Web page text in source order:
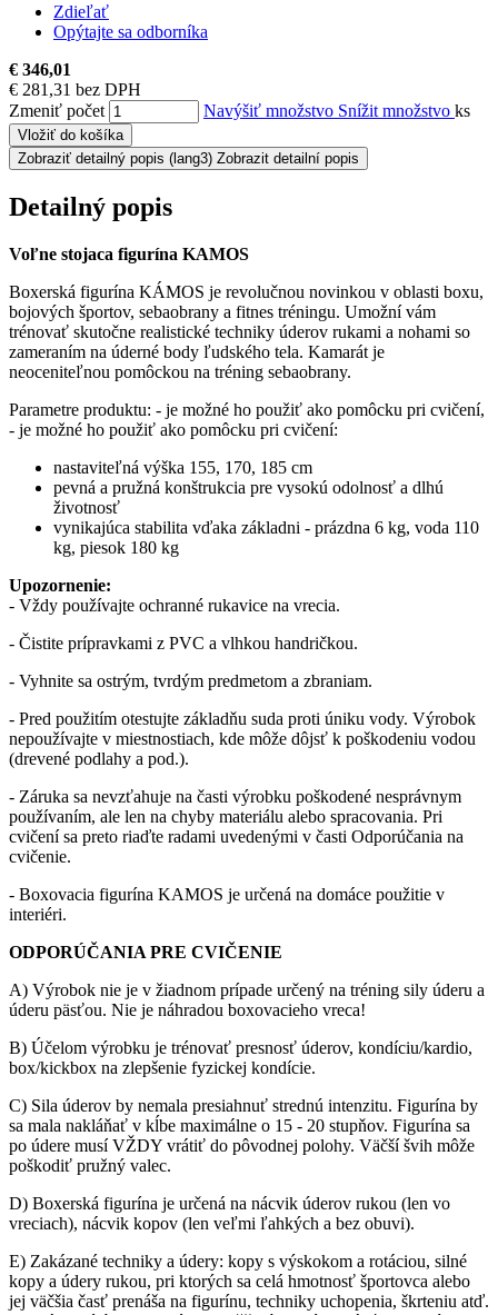
Zdieľať
Opýtajte sa odborníka
€ 346,01
€ 281,31 bez DPH
Zmeniť počet
Navýšiť množstvo Snížit množstvo ks
Vložiť do košíka
Zobraziť detailný popis (lang3) Zobrazit detailní popis
Detailný popis
Voľne stojaca figurína KAMOS
Boxerská figurína KÁMOS je revolučnou novinkou v oblasti boxu,
bojových športov, sebaobrany a fitnes tréningu. Umožní vám
trénovať skutočne realistické techniky úderov rukami a nohami so
zameraním na úderné body ľudského tela. Kamarát je
neoceniteľnou pomôckou na tréning sebaobrany.
Parametre produktu: - je možné ho použiť ako pomôcku pri cvičení,
- je možné ho použiť ako pomôcku pri cvičení:
nastaviteľná výška 155, 170, 185 cm
pevná a pružná konštrukcia pre vysokú odolnosť a dlhú
životnosť
vynikajúca stabilita vďaka základni - prázdna 6 kg, voda 110
kg, piesok 180 kg
Upozornenie:
- Vždy používajte ochranné rukavice na vrecia.
- Čistite prípravkami z PVC a vlhkou handričkou.
- Vyhnite sa ostrým, tvrdým predmetom a zbraniam.
- Pred použitím otestujte základňu suda proti úniku vody. Výrobok
nepoužívajte v miestnostiach, kde môže dôjsť k poškodeniu vodou
(drevené podlahy a pod.).
- Záruka sa nevzťahuje na časti výrobku poškodené nesprávnym
používaním, ale len na chyby materiálu alebo spracovania. Pri
cvičení sa preto riaďte radami uvedenými v časti Odporúčania na
cvičenie.
- Boxovacia figurína KAMOS je určená na domáce použitie v
interiéri.
ODPORÚČANIA PRE CVIČENIE
A) Výrobok nie je v žiadnom prípade určený na tréning sily úderu a
úderu päsťou. Nie je náhradou boxovacieho vreca!
B) Účelom výrobku je trénovať presnosť úderov, kondíciu/kardio,
box/kickbox na zlepšenie fyzickej kondície.
C) Sila úderov by nemala presiahnuť strednú intenzitu. Figurína by
sa mala nakláňať v kĺbe maximálne o 15 - 20 stupňov. Figurína sa
po údere musí VŽDY vrátiť do pôvodnej polohy. Väčší švih môže
poškodiť pružný valec.
D) Boxerská figurína je určená na nácvik úderov rukou (len vo
vreciach), nácvik kopov (len veľmi ľahkých a bez obuvi).
E) Zakázané techniky a údery: kopy s výskokom a rotáciou, silné
kopy a údery rukou, pri ktorých sa celá hmotnosť športovca alebo
jej väčšia časť prenáša na figurínu, techniky uchopenia, škrteniu atď.